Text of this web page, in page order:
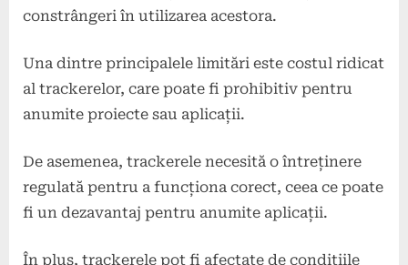
constrângeri în utilizarea acestora.
Una dintre principalele limitări este costul ridicat
al trackerelor, care poate fi prohibitiv pentru
anumite proiecte sau aplicații.
De asemenea, trackerele necesită o întreținere
regulată pentru a funcționa corect, ceea ce poate
fi un dezavantaj pentru anumite aplicații.
În plus, trackerele pot fi afectate de condițiile